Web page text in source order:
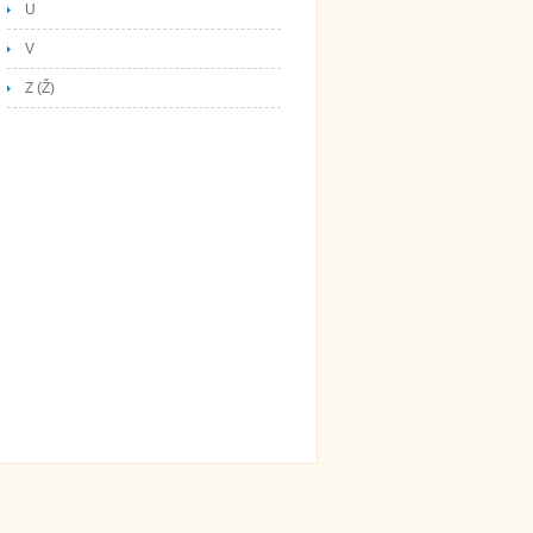
U
V
Z (Ž)